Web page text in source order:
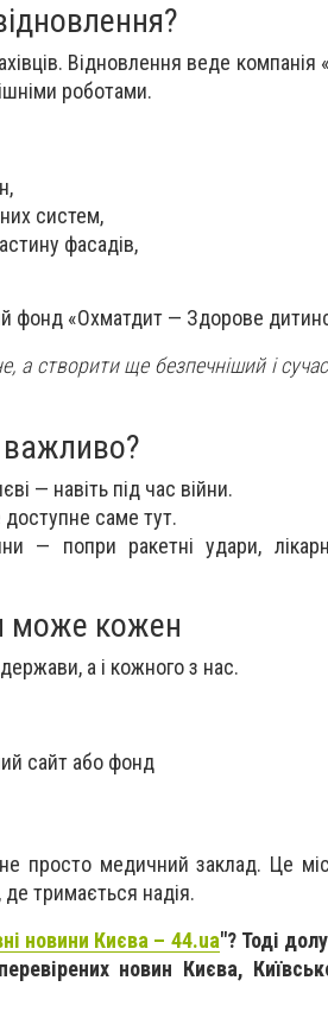
Відновлення веде
роботами.
систем,
фасадів,
фонд «Охматдит — Здорове
створити ще безпечніший і
— навіть під час війни.
доступне саме тут.
— попри ракетні удари,
може кожен
а і кожного з нас.
сайт або фонд
просто медичний заклад. Це
тримається надія.
новини Києва – 44.ua"? Тоді
новин Києва,